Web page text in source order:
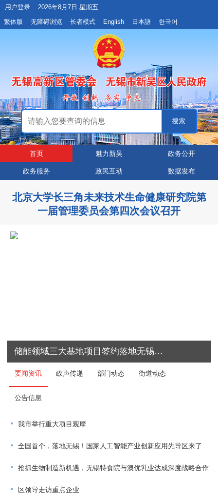
用户登录
2026年8月7日 星期五
繁体版
无障碍浏览 长者模式 English 日本語 한국어
首页 魅力新吴 政务公开
政务服务 政民互动 数据发布
北京大学长三角未来技术生命健康研究院第
一届管理委员会第四次会议召开
储能领域三大基地项目签约落地无锡高新区
要闻资讯 政声传递 部门动态 街道动态
公告信息
我市举行重大项目观摩
全国首个，落地无锡！国家人工智能产业创新应用先导区来了
抢抓生物制造新机遇，无锡特食院与澳优乳业达成深度战略合作
区领导走访重点企业